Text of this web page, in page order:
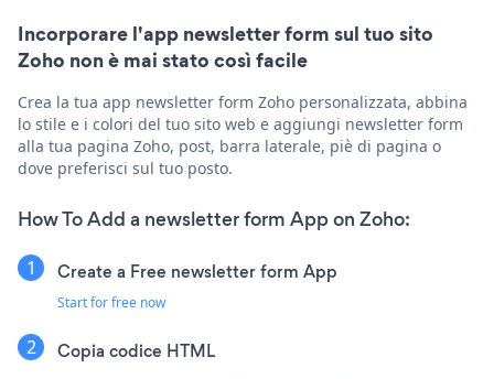
Incorporare l'app newsletter form sul tuo sito
Zoho non è mai stato così facile
Crea la tua app newsletter form Zoho personalizzata, abbina
lo stile e i colori del tuo sito web e aggiungi newsletter form
alla tua pagina Zoho, post, barra laterale, piè di pagina o
dove preferisci sul tuo posto.
How To Add a newsletter form App on Zoho:
Create a Free newsletter form App
Start for free now
Copia codice HTML